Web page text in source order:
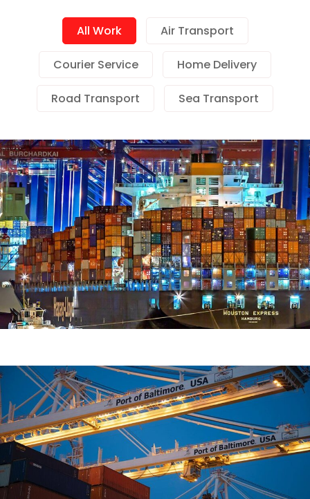
All Work Air Transport
Courier Service Home Delivery
Road Transport Sea Transport
Demo Media Title 1
Demo Media Title 2
Home Delivery Road Transport